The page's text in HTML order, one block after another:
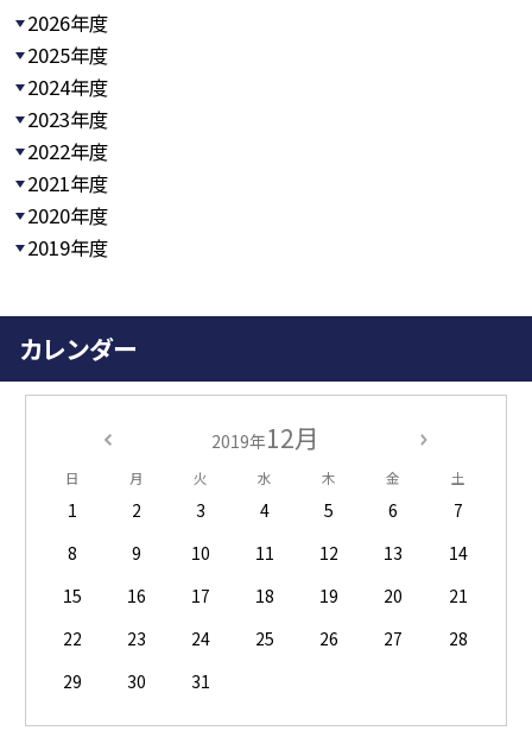
2026年度
2025年度
2024年度
2023年度
2022年度
2021年度
2020年度
2019年度
カレンダー
2019年12月
日 月 火 水 木 金 土
1 2 3 4 5 6
7
8
9 10 11 12 13
14
15
16 17 18 19 20
21
22
23 24 25 26 27
28
29
30 31